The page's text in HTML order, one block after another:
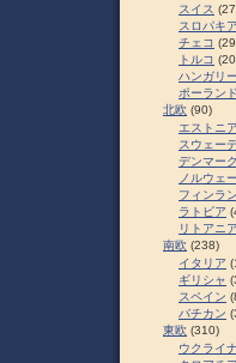
スイス
スロパキア
チェコ
トルコ
ハンガリー
ポーランド
北欧 (90)
エストニア
スウェー
デンマーク
ノルウェー
フィンラ
ラトビア
リトアニア
南欧 (238)
イタリア
ギリシャ
スペイン
バチカン
東欧 (310)
ウクライナ